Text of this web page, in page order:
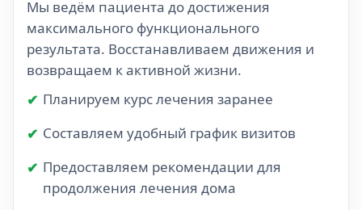
Мы ведём пациента до достижения
максимального функционального
результата. Восстанавливаем движения и
возвращаем к активной жизни.
Планируем курс лечения заранее
Составляем удобный график визитов
Предоставляем рекомендации для
продолжения лечения дома